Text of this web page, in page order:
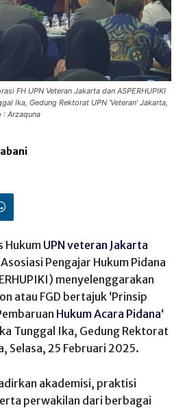
FH UPN Veteran Jakarta dan ASPERHUPIKI
Ika, Gedung Rektorat UPN 'Veteran' Jakarta,
: Arzaquna
HukumUPN veteran Jakarta
Pengajar Hukum Pidana
menyelenggarakan
atau FGD bertajuk ‘Prinsip
Hukum Acara Pidana‘
Tunggal Ika, Gedung Rektorat
Selasa, 25 Februari 2025.
akademisi, praktisi
perwakilan dari berbagai